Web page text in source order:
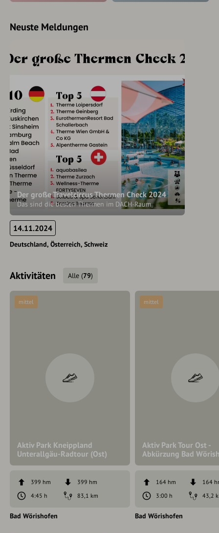
Neuste Meldungen
Der große Travelcircus Thermen Check 2024
Das sind die besten Thermen im DACH-Raum
14.11.2024
Deutschland Österreich Schweiz
Aktivitäten Alle (79)
Aktiv Park Kneippland
Unterallgäu-Radtour (Ost)
mittel
399 hm
399 hm
4:45 h
83,1 km
Bad Wörishofen
Aktiv Park Tour Ost -
Abkürzung Bad
mittel
164 hm
164
3:00 h
43,2
Bad Wörishofen